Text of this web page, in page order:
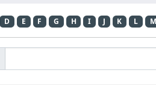
D E F G H I J K L M